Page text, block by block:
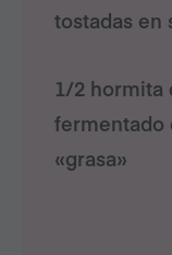
tostadas en
1/2 hormita
fermentado
«grasa»